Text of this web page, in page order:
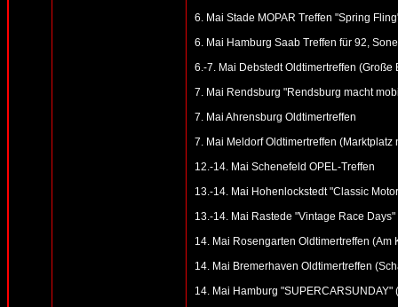
6. Mai Stade MOPAR Treffen "Spring
6. Mai Hamburg Saab Treffen für 92,
6.-7. Mai Debstedt Oldtimertreffen (Große
7. Mai Rendsburg "Rendsburg macht
7. Mai Ahrensburg Oldtimertreffen
7. Mai Meldorf Oldtimertreffen (Marktplatz
12.-14. Mai Schenefeld OPEL-Treffen
13.-14. Mai Hohenlockstedt "Classic
13.-14. Mai Rastede "Vintage Race
14. Mai Rosengarten Oldtimertreffen (Am
14. Mai Bremerhaven Oldtimertreffen
14. Mai Hamburg